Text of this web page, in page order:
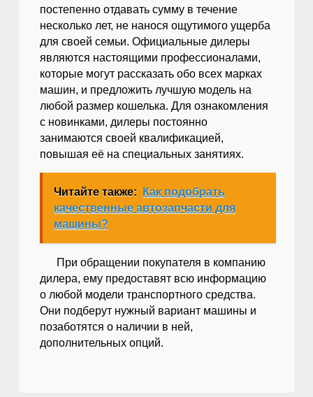
постепенно отдавать сумму в течение
несколько лет, не нанося ощутимого ущерба
для своей семьи. Официальные дилеры
являются настоящими профессионалами,
которые могут рассказать обо всех марках
машин, и предложить лучшую модель на
любой размер кошелька. Для ознакомления
с новинками, дилеры постоянно
занимаются своей квалификацией,
повышая её на специальных занятиях.
Читайте также:
Как подобрать
качественные автозапчасти для
машины?
При обращении покупателя в компанию
дилера, ему предоставят всю информацию
о любой модели транспортного средства.
Они подберут нужный вариант машины и
позаботятся о наличии в ней,
дополнительных опций.